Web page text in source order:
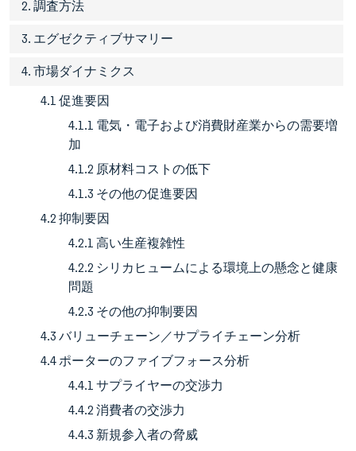
2. 調査方法
3. エグゼクティブサマリー
4. 市場ダイナミクス
4.1 促進要因
4.1.1 電気・電子および消費財産業からの需要増
加
4.1.2 原材料コストの低下
4.1.3 その他の促進要因
4.2 抑制要因
4.2.1 高い生産複雑性
4.2.2 シリカヒュームによる環境上の懸念と健康
問題
4.2.3 その他の抑制要因
4.3 バリューチェーン／サプライチェーン分析
4.4 ポーターのファイブフォース分析
4.4.1 サプライヤーの交渉力
4.4.2 消費者の交渉力
4.4.3 新規参入者の脅威